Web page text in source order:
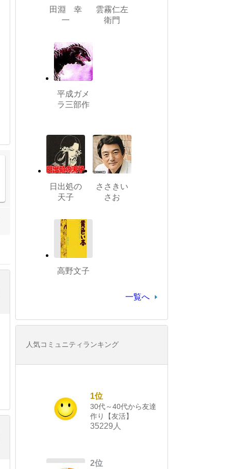
田淵 幸
一
雲霧仁左
衛門
平成ガメ
ラ三部作
日出処の
天子
ささきい
さお
高野文子
一覧へ
人気コミュニティランキング
1位
30代～40代から友達
作り【友活】
35229人
2位